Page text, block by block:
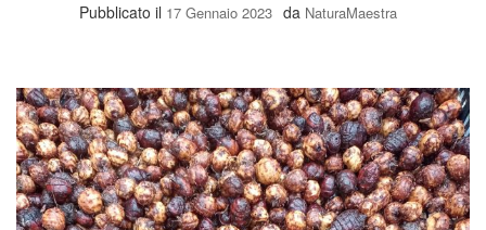
Pubblicato il 17 Gennaio 2023 da NaturaMaestra